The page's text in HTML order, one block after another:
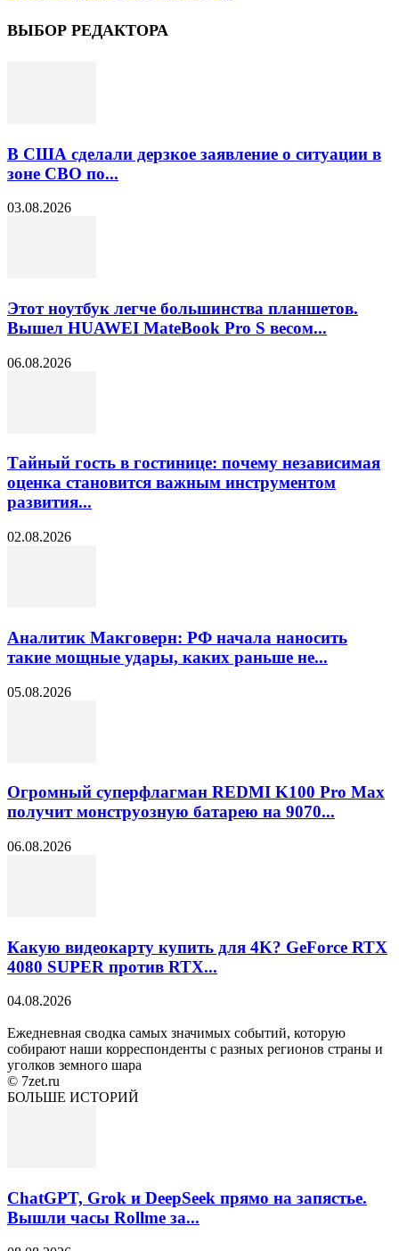
ВЫБОР РЕДАКТОРА
В США сделали дерзкое заявление о ситуации в
зоне СВО по...
03.08.2026
Этот ноутбук легче большинства планшетов.
Вышел HUAWEI MateBook Pro S весом...
06.08.2026
Тайный гость в гостинице: почему независимая
оценка становится важным инструментом
развития...
02.08.2026
Аналитик Макговерн: РФ начала наносить
такие мощные удары, каких раньше не...
05.08.2026
Огромный суперфлагман REDMI K100 Pro Max
получит монструозную батарею на 9070...
06.08.2026
Какую видеокарту купить для 4K? GeForce RTX
4080 SUPER против RTX...
04.08.2026
Ежедневная сводка самых значимых событий, которую
собирают наши корреспонденты с разных регионов страны и
уголков земного шара
© 7zet.ru
БОЛЬШЕ ИСТОРИЙ
ChatGPT, Grok и DeepSeek прямо на запястье.
Вышли часы Rollme за...